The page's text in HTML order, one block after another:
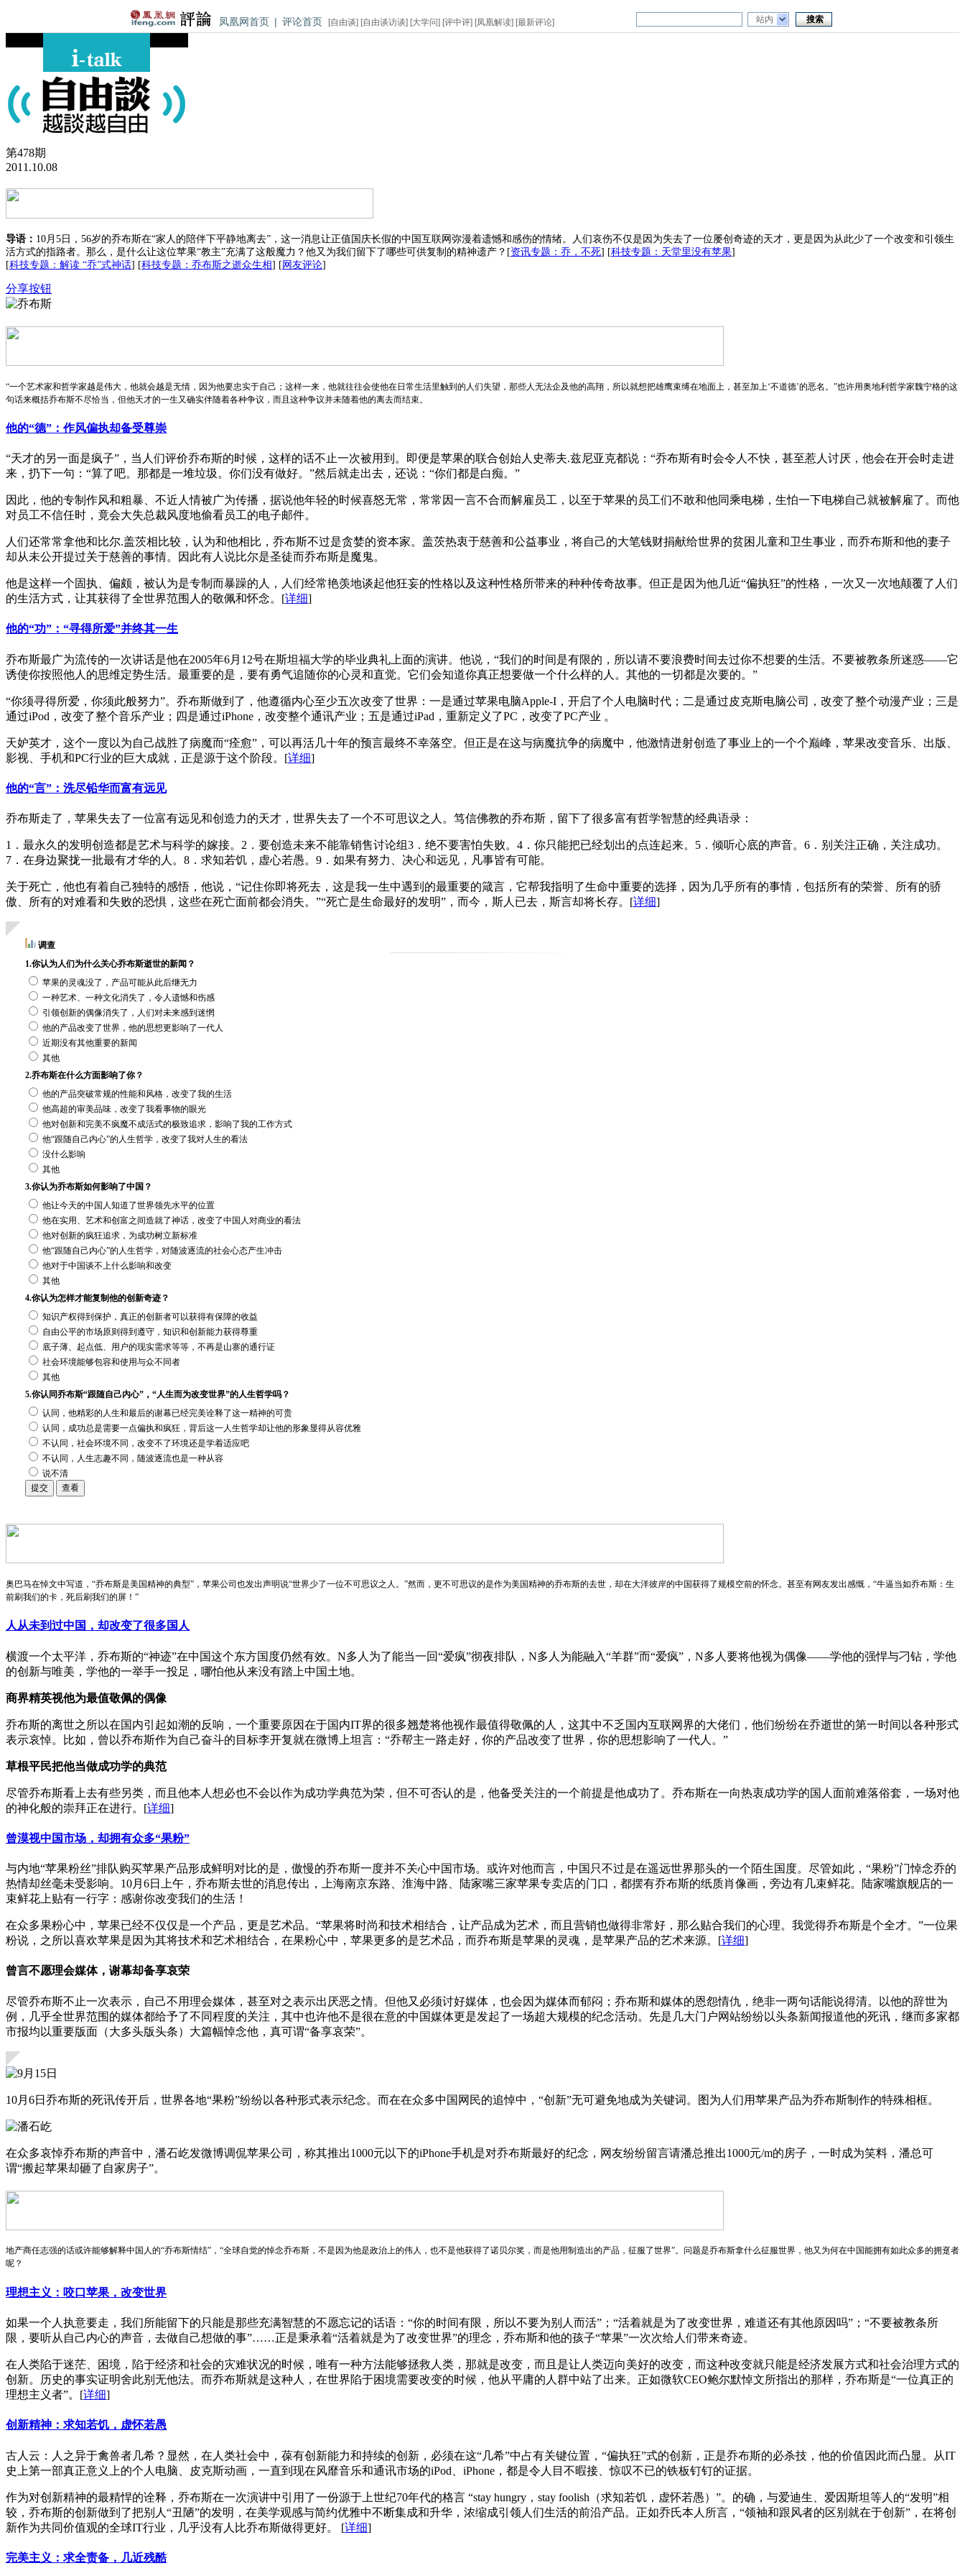
凤凰网首页 | 评论首页 [自由谈] [自由谈访谈] [大学问] [评中评] [凤凰解读] [最新评论] 站内
第478期
2011.10.08
导语： 10月5日，56岁的乔布斯在“家人的陪伴下平静地离去”，这一消息让正值国庆长假的中国互联网弥漫着遗憾和感伤的情绪。人们哀伤不仅是因为失去了一位屡创奇迹的天才，更是因为从此少了一个改变和引领生
活方式的指路者。那么，是什么让这位苹果“教主”充满了这般魔力？他又为我们留下了哪些可供复制的精神遗产？ [资讯专题：乔，不死] [科技专题：天堂里没有苹果]
[科技专题：解读 “乔”式神话] [科技专题：乔布斯之逝众生相] [ 网友评论]
分享按钮
“一个艺术家和哲学家越是伟大，他就会越是无情，因为他要忠实于自己；这样一来，他就往往会使他在日常生活里触到的人们失望，那些人无法企及他的高翔，所以就想把雄鹰束缚在地面上，甚至加上‘不道德’的恶名。”也许用奥地利哲学家魏宁格的这
句话来概括乔布斯不尽恰当，但他天才的一生又确实伴随着各种争议，而且这种争议并未随着他的离去而结束。
他的“德”：作风偏执却备受尊崇
“天才的另一面是疯子”，当人们评价乔布斯的时候，这样的话不止一次被用到。即便是苹果的联合创始人史蒂夫.兹尼亚克都说：“乔布斯有时会令人不快，甚至惹人讨厌，他会在开会时走进
来，扔下一句：“算了吧。那都是一堆垃圾。你们没有做好。”然后就走出去，还说：“你们都是白痴。”
因此，他的专制作风和粗暴、不近人情被广为传播，据说他年轻的时候喜怒无常，常常因一言不合而解雇员工，以至于苹果的员工们不敢和他同乘电梯，生怕一下电梯自己就被解雇了。而他
对员工不信任时，竟会大失总裁风度地偷看员工的电子邮件。
人们还常常拿他和比尔.盖茨相比较，认为和他相比，乔布斯不过是贪婪的资本家。盖茨热衷于慈善和公益事业，将自己的大笔钱财捐献给世界的贫困儿童和卫生事业，而乔布斯和他的妻子
却从未公开提过关于慈善的事情。因此有人说比尔是圣徒而乔布斯是魔鬼。
他是这样一个固执、偏颇，被认为是专制而暴躁的人，人们经常艳羡地谈起他狂妄的性格以及这种性格所带来的种种传奇故事。但正是因为他几近“偏执狂”的性格，一次又一次地颠覆了人们
的生活方式，让其获得了全世界范围人的敬佩和怀念。 [详细]
他的“功”：“寻得所爱”并终其一生
乔布斯最广为流传的一次讲话是他在2005年6月12号在斯坦福大学的毕业典礼上面的演讲。他说，“我们的时间是有限的，所以请不要浪费时间去过你不想要的生活。不要被教条所迷惑——它
诱使你按照他人的思维定势生活。最重要的是，要有勇气追随你的心灵和直觉。它们会知道你真正想要做一个什么样的人。其他的一切都是次要的。”
“你须寻得所爱，你须此般努力”。乔布斯做到了，他遵循内心至少五次改变了世界：一是通过苹果电脑Apple-I，开启了个人电脑时代；二是通过皮克斯电脑公司，改变了整个动漫产业；三是
通过iPod，改变了整个音乐产业；四是通过iPhone，改变整个通讯产业；五是通过iPad，重新定义了PC，改变了PC产业 。
天妒英才，这个一度以为自己战胜了病魔而“痊愈”，可以再活几十年的预言最终不幸落空。但正是在这与病魔抗争的病魔中，他激情迸射创造了事业上的一个个巅峰，苹果改变音乐、出版、
影视、手机和PC行业的巨大成就，正是源于这个阶段。 [详细]
他的“言”：洗尽铅华而富有远见
乔布斯走了，苹果失去了一位富有远见和创造力的天才，世界失去了一个不可思议之人。笃信佛教的乔布斯，留下了很多富有哲学智慧的经典语录：
1．最永久的发明创造都是艺术与科学的嫁接。2．要创造未来不能靠销售讨论组3．绝不要害怕失败。4．你只能把已经划出的点连起来。5．倾听心底的声音。6．别关注正确，关注成功。
7．在身边聚拢一批最有才华的人。8．求知若饥，虚心若愚。9．如果有努力、决心和远见，凡事皆有可能。
关于死亡，他也有着自己独特的感悟，他说，“记住你即将死去，这是我一生中遇到的最重要的箴言，它帮我指明了生命中重要的选择，因为几乎所有的事情，包括所有的荣誉、所有的骄
傲、所有的对难看和失败的恐惧，这些在死亡面前都会消失。”“死亡是生命最好的发明”，而今，斯人已去，斯言却将长存。 [详细]
调查
1.你认为人们为什么关心乔布斯逝世的新闻？
苹果的灵魂没了，产品可能从此后继无力
一种艺术、一种文化消失了，令人遗憾和伤感
引领创新的偶像消失了，人们对未来感到迷惘
他的产品改变了世界，他的思想更影响了一代人
近期没有其他重要的新闻
其他
2.乔布斯在什么方面影响了你？
他的产品突破常规的性能和风格，改变了我的生活
他高超的审美品味，改变了我看事物的眼光
他对创新和完美不疯魔不成活式的极致追求，影响了我的工作方式
他“跟随自己内心”的人生哲学，改变了我对人生的看法
没什么影响
其他
3.你认为乔布斯如何影响了中国？
他让今天的中国人知道了世界领先水平的位置
他在实用、艺术和创富之间造就了神话，改变了中国人对商业的看法
他对创新的疯狂追求，为成功树立新标准
他“跟随自己内心”的人生哲学，对随波逐流的社会心态产生冲击
他对于中国谈不上什么影响和改变
其他
4.你认为怎样才能复制他的创新奇迹？
知识产权得到保护，真正的创新者可以获得有保障的收益
自由公平的市场原则得到遵守，知识和创新能力获得尊重
底子薄、起点低、用户的现实需求等等，不再是山寨的通行证
社会环境能够包容和使用与众不同者
其他
5.你认同乔布斯“跟随自己内心”，“人生而为改变世界”的人生哲学吗？
认同，他精彩的人生和最后的谢幕已经完美诠释了这一精神的可贵
认同，成功总是需要一点偏执和疯狂，背后这一人生哲学却让他的形象显得从容优雅
不认同，社会环境不同，改变不了环境还是学着适应吧
不认同，人生志趣不同，随波逐流也是一种从容
说不清
奥巴马在悼文中写道，“乔布斯是美国精神的典型”，苹果公司也发出声明说“世界少了一位不可思议之人。”然而，更不可思议的是作为美国精神的乔布斯的去世，却在大洋彼岸的中国获得了规模空前的怀念。甚至有网友发出感慨，“牛逼当如乔布斯：生
前刷我们的卡，死后刷我们的屏！”
人从未到过中国，却改变了很多国人
横渡一个太平洋，乔布斯的“神迹”在中国这个东方国度仍然有效。N多人为了能当一回“爱疯”彻夜排队，N多人为能融入“羊群”而“爱疯”，N多人要将他视为偶像——学他的强悍与刁钻，学他
的创新与唯美，学他的一举手一投足，哪怕他从来没有踏上中国土地。
商界精英视他为最值敬佩的偶像
乔布斯的离世之所以在国内引起如潮的反响，一个重要原因在于国内IT界的很多翘楚将他视作最值得敬佩的人，这其中不乏国内互联网界的大佬们，他们纷纷在乔逝世的第一时间以各种形式
表示哀悼。比如，曾以乔布斯作为自己奋斗的目标李开复就在微博上坦言：“乔帮主一路走好，你的产品改变了世界，你的思想影响了一代人。”
草根平民把他当做成功学的典范
尽管乔布斯看上去有些另类，而且他本人想必也不会以作为成功学典范为荣，但不可否认的是，他备受关注的一个前提是他成功了。乔布斯在一向热衷成功学的国人面前难落俗套，一场对他
的神化般的崇拜正在进行。 [详细]
曾漠视中国市场，却拥有众多“果粉”
与内地“苹果粉丝”排队购买苹果产品形成鲜明对比的是，傲慢的乔布斯一度并不关心中国市场。或许对他而言，中国只不过是在遥远世界那头的一个陌生国度。尽管如此，“果粉”门悼念乔的
热情却丝毫未受影响。10月6日上午，乔布斯去世的消息传出，上海南京东路、淮海中路、陆家嘴三家苹果专卖店的门口，都摆有乔布斯的纸质肖像画，旁边有几束鲜花。陆家嘴旗舰店的一
束鲜花上贴有一行字：感谢你改变我们的生活！
在众多果粉心中，苹果已经不仅仅是一个产品，更是艺术品。“苹果将时尚和技术相结合，让产品成为艺术，而且营销也做得非常好，那么贴合我们的心理。我觉得乔布斯是个全才。”一位果
粉说，之所以喜欢苹果是因为其将技术和艺术相结合，在果粉心中，苹果更多的是艺术品，而乔布斯是苹果的灵魂，是苹果产品的艺术来源。 [详细]
曾言不愿理会媒体，谢幕却备享哀荣
尽管乔布斯不止一次表示，自己不用理会媒体，甚至对之表示出厌恶之情。但他又必须讨好媒体，也会因为媒体而郁闷；乔布斯和媒体的恩怨情仇，绝非一两句话能说得清。以他的辞世为
例，几乎全世界范围的媒体都给予了不同程度的关注，其中也许他不是很在意的中国媒体更是发起了一场超大规模的纪念活动。先是几大门户网站纷纷以头条新闻报道他的死讯，继而多家都
市报均以重要版面（大多头版头条）大篇幅悼念他，真可谓“备享哀荣”。
10月6日乔布斯的死讯传开后，世界各地“果粉”纷纷以各种形式表示纪念。而在在众多中国网民的追悼中，“创新”无可避免地成为关键词。图为人们用苹果产品为乔布斯制作的特殊相框。
在众多哀悼乔布斯的声音中，潘石屹发微博调侃苹果公司，称其推出1000元以下的iPhone手机是对乔布斯最好的纪念，网友纷纷留言请潘总推出1000元/m的房子，一时成为笑料，潘总可
谓“搬起苹果却砸了自家房子”。
地产商任志强的话或许能够解释中国人的“乔布斯情结”，“全球自觉的悼念乔布斯，不是因为他是政治上的伟人，也不是他获得了诺贝尔奖，而是他用制造出的产品，征服了世界”。问题是乔布斯拿什么征服世界，他又为何在中国能拥有如此众多的拥趸者
呢？
理想主义：咬口苹果，改变世界
如果一个人执意要走，我们所能留下的只能是那些充满智慧的不愿忘记的话语：“你的时间有限，所以不要为别人而活”；“活着就是为了改变世界，难道还有其他原因吗”；“不要被教条所
限，要听从自己内心的声音，去做自己想做的事”……正是秉承着“活着就是为了改变世界”的理念，乔布斯和他的孩子“苹果”一次次给人们带来奇迹。
在人类陷于迷茫、困境，陷于经济和社会的灾难状况的时候，唯有一种方法能够拯救人类，那就是改变，而且是让人类迈向美好的改变，而这种改变就只能是经济发展方式和社会治理方式的
创新。历史的事实证明舍此别无他法。而乔布斯就是这种人，在世界陷于困境需要改变的时候，他从平庸的人群中站了出来。正如微软CEO鲍尔默悼文所指出的那样，乔布斯是“一位真正的
理想主义者”。 [详细]
创新精神：求知若饥，虚怀若愚
古人云：人之异于禽兽者几希？显然，在人类社会中，葆有创新能力和持续的创新，必须在这“几希”中占有关键位置，“偏执狂”式的创新，正是乔布斯的必杀技，他的价值因此而凸显。从IT
史上第一部真正意义上的个人电脑、皮克斯动画，一直到现在风靡音乐和通讯市场的iPod、iPhone，都是令人目不暇接、惊叹不已的铁板钉钉的证据。
作为对创新精神的最精悍的诠释，乔布斯在一次演讲中引用了一份源于上世纪70年代的格言 “stay hungry，stay foolish（求知若饥，虚怀若愚）”。的确，与爱迪生、爱因斯坦等人的“发明”相
较，乔布斯的创新做到了把别人“丑陋”的发明，在美学观感与简约优雅中不断集成和升华，浓缩成引领人们生活的前沿产品。正如乔氏本人所言，“领袖和跟风者的区别就在于创新”，在将创
新作为共同价值观的全球IT行业，几乎没有人比乔布斯做得更好。 [详细]
完美主义：求全责备，几近残酷